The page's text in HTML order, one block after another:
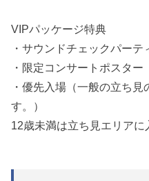
VIPパッケージ特典
・サウンドチェックパー
・限定コンサートポスター
・優先入場（一般の立ち
す。）
12歳未満は立ち見エリアに